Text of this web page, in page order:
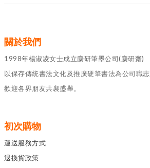
關於我們
1998年楊淑凌女士成立麋研筆墨公司(麋研齋)
以保存傳統書法文化及推廣硬筆書法為公司職志
歡迎各界朋友共襄盛舉。
初次購物
運送服務方式
退換貨政策